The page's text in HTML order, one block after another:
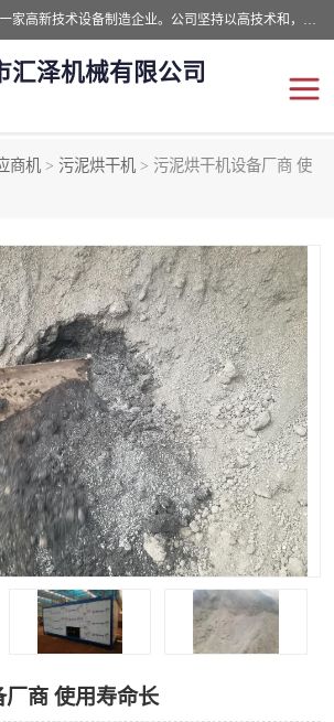
诸城汇泽机械有限公司是一家高新技术设备制造企业。公司坚持以高技术和，高服务于用户，以的环保机械制造设备赢的用户的信赖。现在主要生产死亡畜禽无害化处理和立式和卧式有机肥设备，搅拌机，烘干机，高温发酵机等。污水处理设备，固液分离机。气浮机，化制机等。公司秉承品质，用户至上，科技创新的经营理。
汇泽机械有限公司
商机 > 污泥烘干机 > 污泥烘干机设备厂商 使
商 使用寿命长
有机肥设备
肥机 粪污烘干酶体机
纳米膜发酵
分子膜堆肥仓
备